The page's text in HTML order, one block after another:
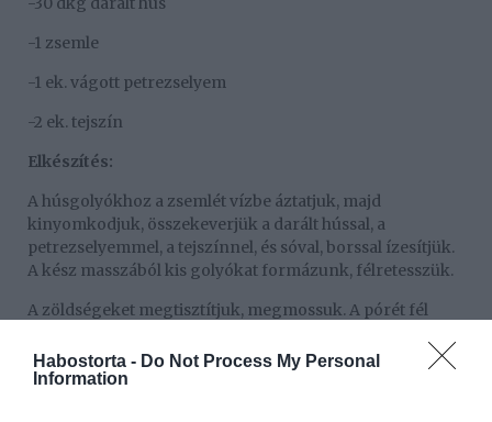
Habostorta - Do Not Process My Personal
Information
-1 zsemle
-1 ek. vágott petrezselyem
-2 ek. tejszín
Elkészítés:
A húsgolyókhoz a zsemlét vízbe áztatjuk, majd
kinyomkodjuk, összekeverjük a darált hússal, a
petrezselyemmel, a tejszínnel, és sóval, borssal ízesítjük.
A kész masszából kis golyókat formázunk, félretesszük.
A zöldségeket megtisztítjuk, megmossuk. A pórét fél
rajta a pórét, megszórjuk a fűszerpaprikával, elkeverjük,
öntünk rá 2 dl vizet, és 5 percig kis lángon főzzük.